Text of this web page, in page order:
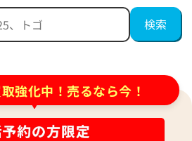
ックレス ティファニー サマセ
参考買取価格
102,000
強化中！売るなら今！